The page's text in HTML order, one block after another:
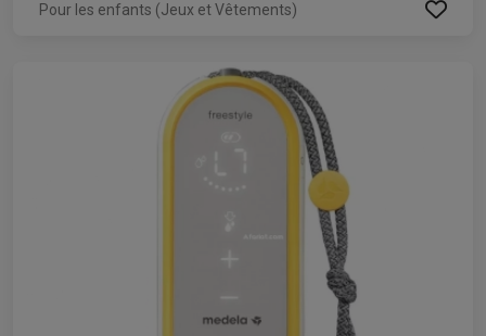
Pour les enfants (Jeux et Vêtements)